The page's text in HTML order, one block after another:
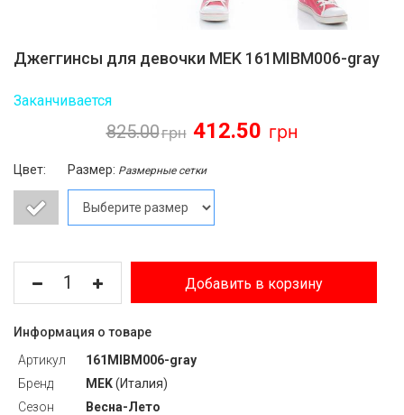
Джеггинсы для девочки MEK 161MIBM006-gray
Заканчивается
825.00 412.50
Цвет: Размер: Размерные сетки
Добавить в корзину
Информация о товаре
Артикул
161MIBM006-gray
Бренд
MEK(Италия)
Сезон
Весна-Лето